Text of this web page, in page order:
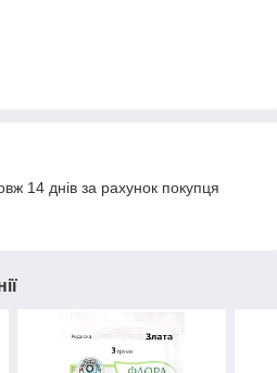
14 днів за рахунок покупця